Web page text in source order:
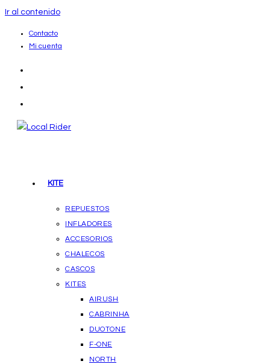
Ir al contenido
Contacto
Mi cuenta
KITE
REPUESTOS
INFLADORES
ACCESORIOS
CHALECOS
CASCOS
KITES
AIRUSH
CABRINHA
DUOTONE
F-ONE
NORTH